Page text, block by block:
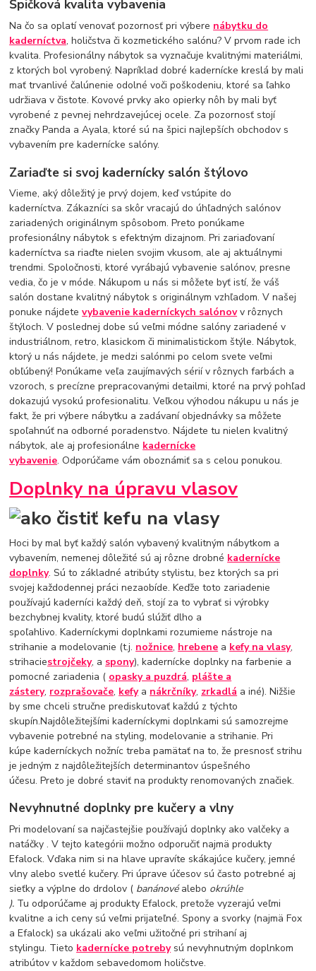
Špičková kvalita vybavenia
Na čo sa oplatí venovať pozornosť pri výbere nábytku do
kaderníctva, holičstva či kozmetického salónu? V prvom rade ich
kvalita. Profesionálny nábytok sa vyznačuje kvalitnými materiálmi,
z ktorých bol vyrobený. Napríklad dobré kadernícke kreslá by mali
mať trvanlivé čalúnenie odolné voči poškodeniu, ktoré sa ľahko
udržiava v čistote. Kovové prvky ako opierky nôh by mali byť
vyrobené z pevnej nehrdzavejúcej ocele. Za pozornosť stojí
značky Panda a Ayala, ktoré sú na špici najlepších obchodov s
vybavením pre kadernícke salóny.
Zariaďte si svoj kadernícky salón štýlovo
Vieme, aký dôležitý je prvý dojem, keď vstúpite do
kaderníctva. Zákazníci sa skôr vracajú do úhľadných salónov
zariadených originálnym spôsobom. Preto ponúkame
profesionálny nábytok s efektným dizajnom. Pri zariaďovaní
kaderníctva sa riaďte nielen svojim vkusom, ale aj aktuálnymi
trendmi. Spoločnosti, ktoré vyrábajú vybavenie salónov, presne
vedia, čo je v móde. Nákupom u nás si môžete byť istí, že váš
salón dostane kvalitný nábytok s originálnym vzhľadom. V našej
ponuke nájdetevybavenie kaderníckych salónovv rôznych
štýloch. V poslednej dobe sú veľmi módne salóny zariadené v
industriálnom, retro, klasickom či minimalistickom štýle. Nábytok,
ktorý u nás nájdete, je medzi salónmi po celom svete veľmi
obľúbený! Ponúkame veľa zaujímavých sérií v rôznych farbách a
vzoroch, s precízne prepracovanými detailmi, ktoré na prvý pohľad
dokazujú vysokú profesionalitu. Veľkou výhodou nákupu u nás je
fakt, že pri výbere nábytku a zadávaní objednávky sa môžete
spoľahnúť na odborné poradenstvo. Nájdete tu nielen kvalitný
nábytok, ale aj profesionálne kadernícke
vybavenie. Odporúčame vám oboznámiť sa s celou ponukou.
Doplnky na úpravu vlasov
Hoci by mal byť každý salón vybavený kvalitným nábytkom a
vybavením, nemenej dôležité sú aj rôzne drobné kadernícke
doplnky. Sú to základné atribúty stylistu, bez ktorých sa pri
svojej každodennej práci nezaobíde. Keďže toto zariadenie
používajú kaderníci každý deň, stojí za to vybrať si výrobky
bezchybnej kvality, ktoré budú slúžiť dlho a
spoľahlivo. Kaderníckymi doplnkami rozumieme nástroje na
strihanie a modelovanie (t.j. nožnice, hrebene a kefy na vlasy,
strihaciestrojčeky, a spony), kadernícke doplnky na farbenie a
pomocné zariadenia ( opasky a puzdrá, plášte a
zástery, rozprašovače, kefya nákrčníky, zrkadlá a iné). Nižšie
by sme chceli stručne prediskutovať každú z týchto
skupín.Najdôležitejšími kaderníckymi doplnkami sú samozrejme
vybavenie potrebné na styling, modelovanie a strihanie. Pri
kúpe kaderníckych nožníc treba pamätať na to, že presnosť strihu
je jedným z najdôležitejších determinantov úspešného
účesu. Preto je dobré staviť na produkty renomovaných značiek.
Nevyhnutné doplnky pre kučery a vlny
Pri modelovaní sa najčastejšie používajú doplnky ako valčeky a
natáčky . V tejto kategórii možno odporučiť najmä produkty
Efalock. Vďaka nim si na hlave upravíte skákajúce kučery, jemné
vlny alebo svetlé kučery. Pri úprave účesov sú často potrebné aj
sieťky a výplne do drdolov ( banánovéalebo okrúhle
). Tu odporúčame aj produkty Efalock, pretože vyzerajú veľmi
kvalitne a ich ceny sú veľmi prijateľné. Spony a svorky (najmä Fox
a Efalock) sa ukázali ako veľmi užitočné pri strihaní aj
stylingu. Tieto kadernícke potrebysú nevyhnutným doplnkom
atribútov v každom sebavedomom holičstve.